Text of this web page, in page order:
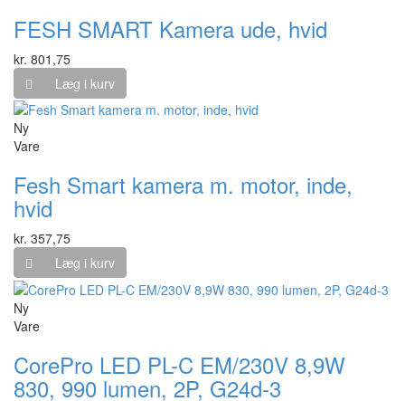
FESH SMART Kamera ude, hvid
kr. 801,75
Læg i kurv
Ny
Vare
Fesh Smart kamera m. motor, inde,
hvid
kr. 357,75
Læg i kurv
Ny
Vare
CorePro LED PL-C EM/230V 8,9W
830, 990 lumen, 2P, G24d-3